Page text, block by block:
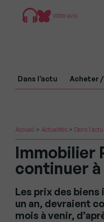
Votre avis
Dans l’actu Acheter /
Accueil > Actualités > Dans l'actu
Immobilier
continuer
Les prix des biens
un an, devraient
mois à venir,